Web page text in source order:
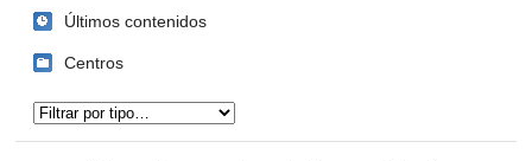
Últimos contenidos
Centros